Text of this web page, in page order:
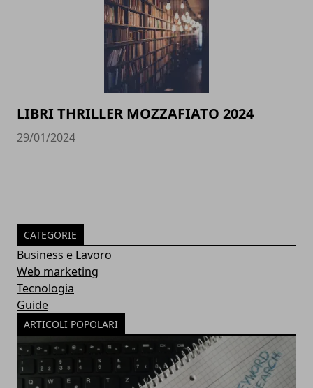
LIBRI THRILLER MOZZAFIATO 2024
29/01/2024
CATEGORIE
Business e Lavoro
Web marketing
Tecnologia
Guide
ARTICOLI POPOLARI